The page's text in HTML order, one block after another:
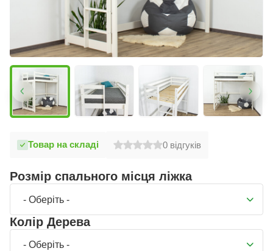
Товар на складі 0 відгуків
Розмір спального місця ліжка
- Оберіть -
Колір Дерева
- Оберіть -